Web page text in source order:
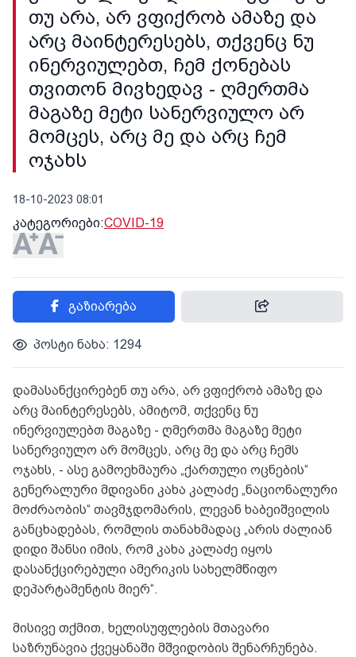
თუ არა, არ ვფიქრობ ამაზე და
არც მაინტერესებს, თქვენც ნუ
ინერვიულებთ, ჩემ ქონებას
თვითონ მივხედავ - ღმერთმა
მაგაზე მეტი სანერვიულო არ
მომცეს, არც მე და არც ჩემ
ოჯახს
18-10-2023 08:01
კატეგორიები:COVID-19
გაზიარება
პოსტი ნახა: 1294
დამასანქცირებენ თუ არა, არ ვფიქრობ ამაზე და
არც მაინტერესებს, ამიტომ, თქვენც ნუ
ინერვიულებთ მაგაზე - ღმერთმა მაგაზე მეტი
სანერვიულო არ მომცეს, არც მე და არც ჩემს
ოჯახს, - ასე გამოეხმაურა „ქართული ოცნების“
გენერალური მდივანი კახა კალაძე „ნაციონალური
მოძრაობის“ თავმჯდომარის, ლევან ხაბეიშვილის
განცხადებას, რომლის თანახმადაც „არის ძალიან
დიდი შანსი იმის, რომ კახა კალაძე იყოს
დასანქცირებული ამერიკის სახელმწიფო
დეპარტამენტის მიერ“.
მისივე თქმით, ხელისუფლების მთავარი
საზრუნავია ქვეყანაში მშვიდობის შენარჩუნება.